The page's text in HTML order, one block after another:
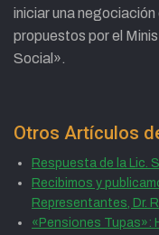
iniciar una
propuestos por el
Social».
Otros Artículos
Respuesta de la Lic.
Recibimos y
Representantes, Dr.
«Pensiones Tupas»: